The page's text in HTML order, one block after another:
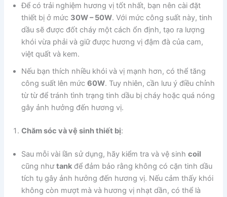
Để có trải nghiệm hương vị tốt nhất, bạn nên cài đặt
thiết bị ở mức 30W – 50W. Với mức công suất này, tinh
dầu sẽ được đốt cháy một cách ổn định, tạo ra lượng
khói vừa phải và giữ được hương vị đậm đà của cam,
việt quất và kem.
Nếu bạn thích nhiều khói và vị mạnh hơn, có thể tăng
công suất lên mức60W. Tuy nhiên, cần lưu ý điều chỉnh
từ từ để tránh tình trạng tinh dầu bị cháy hoặc quá nóng
gây ảnh hưởng đến hương vị.
Chăm sóc và vệ sinh thiết bị:
Sau mỗi vài lần sử dụng, hãy kiểm tra và vệ sinhcoil
cũng nhưtank để đảm bảo rằng không có cặn tinh dầu
tích tụ gây ảnh hưởng đến hương vị. Nếu cảm thấy khói
không còn mượt mà và hương vị nhạt dần, có thể là